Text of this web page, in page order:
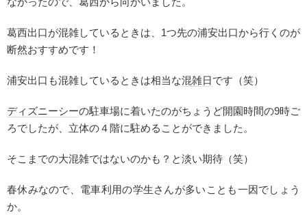
葛西出口が混雑しているときは、1つ先の浦安出口から行くのが
断然おすすめです！
浦安出口も混雑しているときは相当な混雑日です（笑）
ディズニーシーの駐車場に着いたのがちょうど開園時間の9時ご
ろでしたが、立体の４階に駐めることができました。
そこまでの大混雑ではないのかも？と淡い期待（笑）
春休みなので、電車利用の学生さんが多いことも一因でしょう
か。